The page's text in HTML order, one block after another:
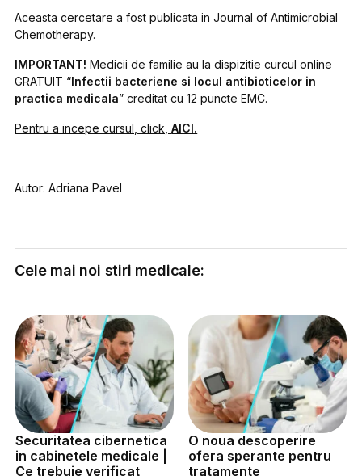
Aceasta cercetare a fost publicata inJournal of Antimicrobial
Chemotherapy.
IMPORTANT! Medicii de familie au la dispizitie curcul online
GRATUIT “Infectii bacteriene si locul antibioticelor in
practica medicala” creditat cu 12 puncte EMC.
Pentru a incepe cursul, click,AICI.
Autor: Adriana Pavel
Cele mai noi stiri medicale:
Securitatea cibernetica
in cabinetele medicale |
Ce trebuie verificat
O noua descoperire
ofera sperante pentru
tratamente